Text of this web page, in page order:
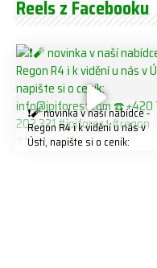
Reels z Facebooku
❗️🧨 novinka v naší nabídce -
Regon R4 ℹ️ k vidění u nás v
Ústí, napište si o ceník: